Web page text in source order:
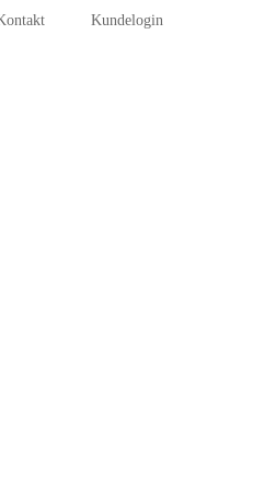
Kundelogin